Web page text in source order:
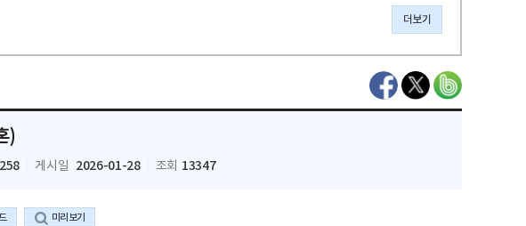
더보기
)
게시일 2026-01-28 조회 13347
미리보기